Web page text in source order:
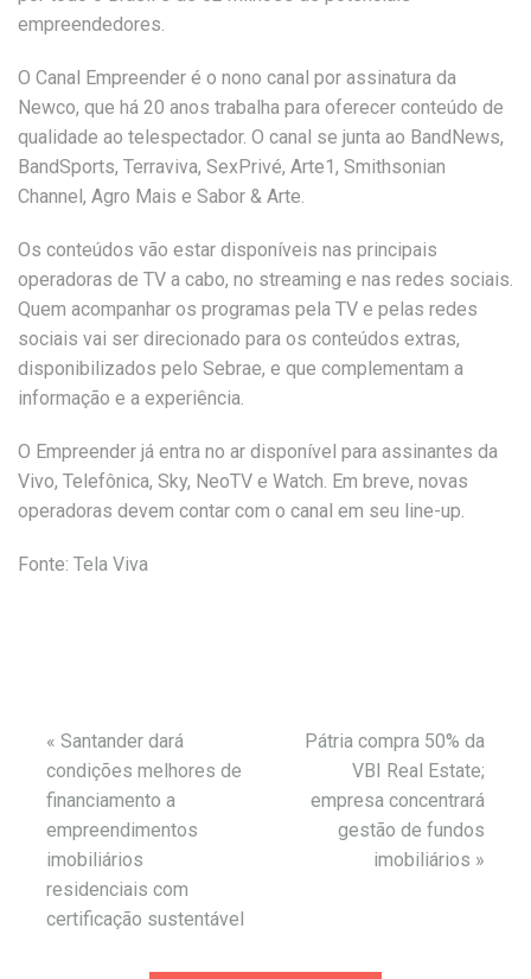
empreendedores.
O Canal Empreender é o nono canal por assinatura da
Newco, que há 20 anos trabalha para oferecer conteúdo de
qualidade ao telespectador. O canal se junta ao BandNews,
BandSports, Terraviva, SexPrivé, Arte1, Smithsonian
Channel, Agro Mais e Sabor & Arte.
Os conteúdos vão estar disponíveis nas principais
operadoras de TV a cabo, no streaming e nas redes sociais.
Quem acompanhar os programas pela TV e pelas redes
sociais vai ser direcionado para os conteúdos extras,
disponibilizados pelo Sebrae, e que complementam a
informação e a experiência.
O Empreender já entra no ar disponível para assinantes da
Vivo, Telefônica, Sky, NeoTV e Watch. Em breve, novas
operadoras devem contar com o canal em seu line-up.
Fonte: Tela Viva
« Santander dará
condições melhores de
financiamento a
empreendimentos
imobiliários
residenciais com
certificação sustentável
Pátria compra 50% da
VBI Real Estate;
empresa concentrará
gestão de fundos
imobiliários »